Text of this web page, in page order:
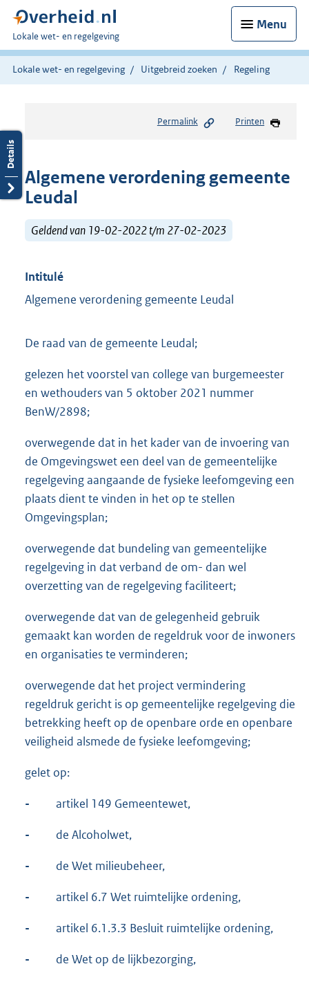
Menu
U
bent
hier:
Lokale wet- en regelgeving
Lokale wet- en regelgeving Uitgebreid zoeken Regeling
Permalink Printen
Algemene verordening gemeente
Leudal
Geldend van 19-02-2022 t/m 27-02-2023
Intitulé
Algemene verordening gemeente Leudal
De raad van de gemeente Leudal;
gelezen het voorstel van college van burgemeester
en wethouders van 5 oktober 2021 nummer
BenW/2898;
overwegende dat in het kader van de invoering van
de Omgevingswet een deel van de gemeentelijke
regelgeving aangaande de fysieke leefomgeving een
plaats dient te vinden in het op te stellen
Omgevingsplan;
overwegende dat bundeling van gemeentelijke
regelgeving in dat verband de om- dan wel
overzetting van de regelgeving faciliteert;
overwegende dat van de gelegenheid gebruik
gemaakt kan worden de regeldruk voor de inwoners
en organisaties te verminderen;
overwegende dat het project vermindering
regeldruk gericht is op gemeentelijke regelgeving die
betrekking heeft op de openbare orde en openbare
veiligheid alsmede de fysieke leefomgeving;
gelet op:
- artikel 149 Gemeentewet,
- de Alcoholwet,
- de Wet milieubeheer,
- artikel 6.7 Wet ruimtelijke ordening,
- artikel 6.1.3.3 Besluit ruimtelijke ordening,
- de Wet op de lijkbezorging,